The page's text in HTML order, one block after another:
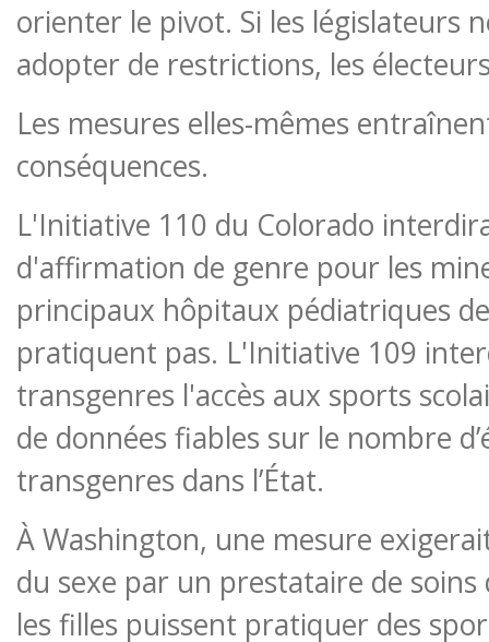
orienter le pivot. Si les législateurs
adopter de restrictions, les
Les mesures elles-mêmes
conséquences.
L'Initiative 110 du Colorado
d'affirmation de genre pour les
principaux hôpitaux pédiatriques
pratiquent pas. L'Initiative 109
transgenres l'accès aux sports
de données fiables sur le nombre
transgenres dans l’État.
À Washington, une mesure
du sexe par un prestataire de
les filles puissent pratiquer des